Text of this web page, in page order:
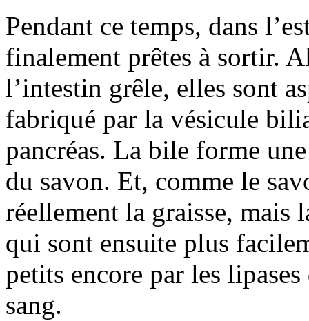
Pendant ce temps, dans
finalement prêtes à sortir.
l’intestin grêle, elles sont
fabriqué par la vésicule
pancréas. La bile forme
du savon. Et, comme le
réellement la graisse, mais
qui sont ensuite plus
petits encore par les
sang.